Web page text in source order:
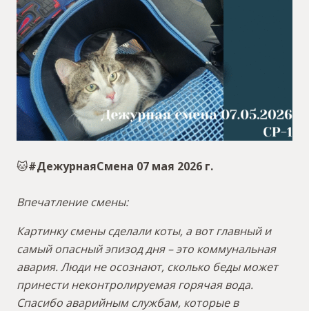
🐱#ДежурнаяСмена 07 мая 2026 г.
Впечатление смены:
Картинку смены сделали коты, а вот главный и
самый опасный эпизод дня – это коммунальная
авария. Люди не осознают, сколько беды может
принести неконтролируемая горячая вода.
Спасибо аварийным службам, которые в